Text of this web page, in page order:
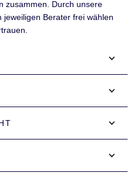
zusammen. Durch unsere
jeweiligen Berater frei wählen